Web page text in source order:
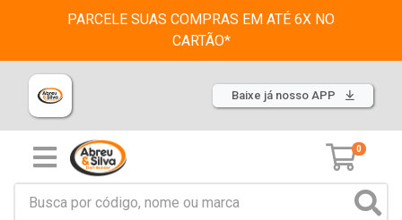
PARCELE SUAS COMPRAS EM ATÉ 6X NO
CARTÃO*
Baixe já nosso APP
0